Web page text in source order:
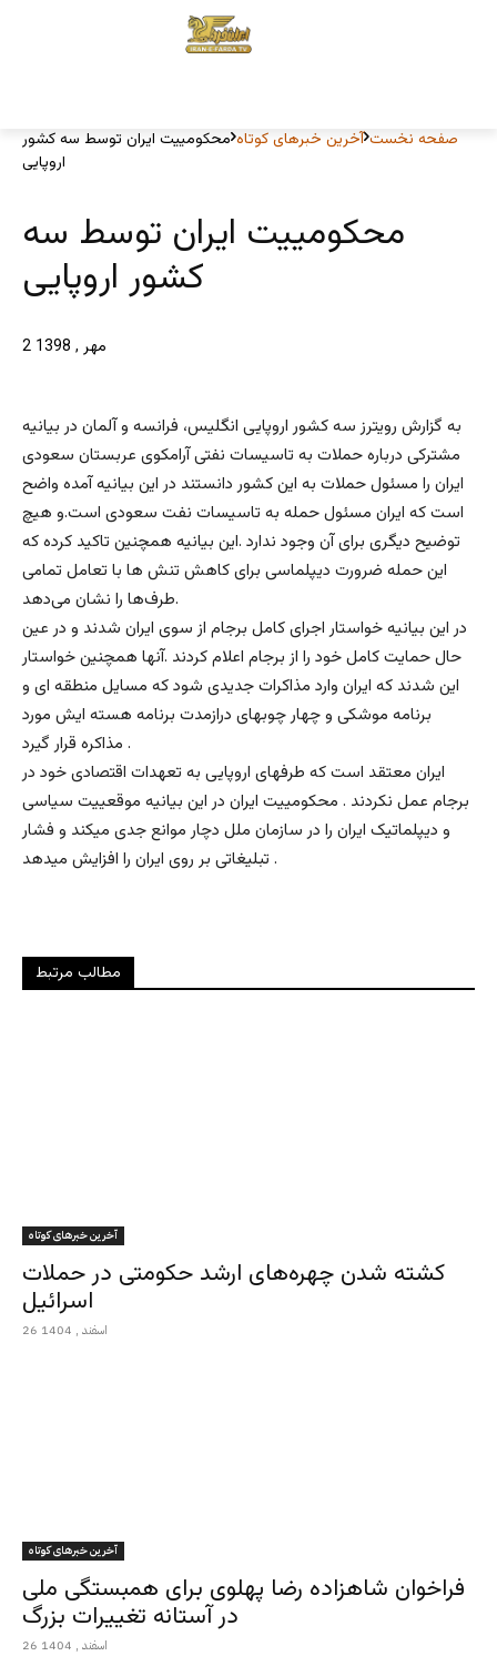
صفحه نخست آخرین خبرهای کوتاه محکومییت ایران توسط سه کشور
اروپایی
محکومییت ایران توسط سه
کشور اروپایی
2 مهر , 1398
به گزارش رویترز سه کشور اروپایی انگلیس،‌ فرانسه و آلمان در بیانیه
مشترکی درباره حملات به تاسیسات نفتی آرامکوی عربستان سعودی
ایران را مسئول حملات به این کشور دانستند در این بیانیه آمده واضح
است که ایران مسئول حمله به تاسیسات نفت سعودی است.و هیچ
توضیح دیگری برای آن وجود ندارد .این بیانیه همچنین تاکید کرده که
این حمله ضرورت دیپلماسی برای کاهش تنش ها با تعامل تمامی
طرف‌ها را نشان می‌دهد.
در این بیانیه خواستار اجرای کامل برجام از سوی ایران شدند و در عین
حال حمایت کامل خود را از برجام اعلام کردند .آنها همچنین خواستار
این شدند که ایران وارد مذاکرات جدیدی شود که مسایل منطقه ای و
برنامه موشکی و چهار چوبهای درازمدت برنامه هسته ایش مورد
مذاکره قرار گیرد .
ایران معتقد است که طرفهای اروپایی به تعهدات اقتصادی خود در
برجام عمل نکردند . محکومییت ایران در این بیانیه موقعییت سیاسی
و دیپلماتیک ایران را در سازمان ملل دچار موانع جدی میکند و فشار
تبلیغاتی بر روی ایران را افزایش میدهد .
مطالب مرتبط
آخرین خبرهای کوتاه
کشته شدن چهره‌های ارشد حکومتی در حملات
اسرائیل
26 اسفند , 1404
آخرین خبرهای کوتاه
فراخوان شاهزاده رضا پهلوی برای همبستگی ملی
در آستانه تغییرات بزرگ
26 اسفند , 1404